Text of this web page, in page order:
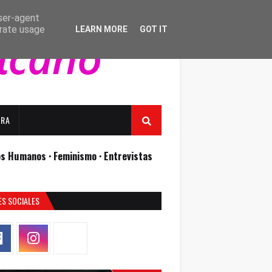
Humanos · Feminismo · Entrevistas
SOCIALES
agent
usage
LEARN MORE GOT IT